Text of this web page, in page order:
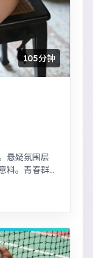
105分钟
悬疑氛围层
料。青春群